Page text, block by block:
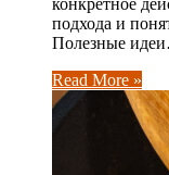
конкретное
подхода и
Полезные
Read More »